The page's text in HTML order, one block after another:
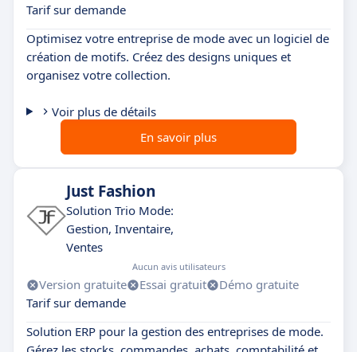
Tarif sur demande
Optimisez votre entreprise de mode avec un logiciel de
création de motifs. Créez des designs uniques et
organisez votre collection.
Voir plus de détails
En savoir plus
Just Fashion
Solution Trio Mode:
Gestion, Inventaire,
Ventes
Aucun avis utilisateurs
Version gratuite Essai gratuit
Démo gratuite
Tarif sur demande
Solution ERP pour la gestion des entreprises de mode.